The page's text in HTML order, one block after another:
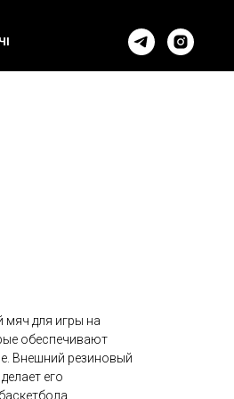
мяч для игры на
обеспечивают
Внешний резиновый
его